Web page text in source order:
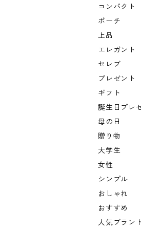
コンパクト
ポーチ
上品
エレガント
セレブ
プレゼント
ギフト
誕生日プレ
母の日
贈り物
大学生
女性
シンプル
おしゃれ
おすすめ
人気ブラン